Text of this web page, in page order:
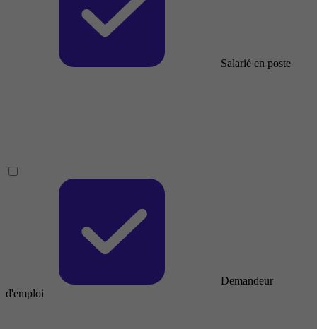
Salarié en poste
Demandeur
d'emploi